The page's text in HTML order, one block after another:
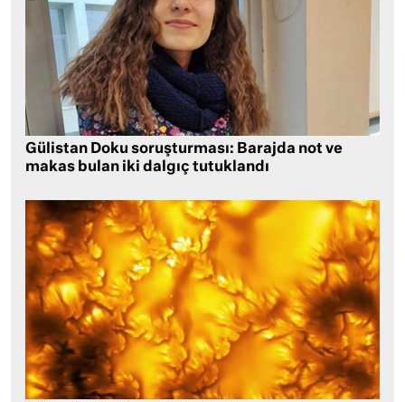
Gülistan Doku soruşturması: Barajda not ve
makas bulan iki dalgıç tutuklandı